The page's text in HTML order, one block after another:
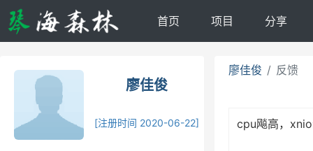
首页 项目 分享
廖佳俊
[注册时间 2020-06-22]
廖佳俊 反馈
cpu飚高，